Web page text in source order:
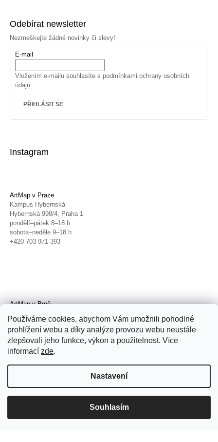
Používáme cookies, abychom Vám umožnili pohodlné
prohlížení webu a díky analýze provozu webu neustále
zlepšovali jeho funkce, výkon a použitelnost. Více
informací zde.
Nastavení
Souhlasím
Odebírat newsletter
Nezmeškejte žádné novinky či slevy!
E-mail
Vložením e-mailu souhlasíte s podmínkami ochrany osobních
údajů
PŘIHLÁSIT SE
Instagram
ArtMap v Praze
Kampus Hybernská
Hybernská 998/4, Praha 1
pondělí–pátek 8–18 h
sobota–neděle 9–18 h
+420 703 971 393
ArtMap v Brně
Radnická 4, Brno
úterý–pátek 11–19 h
sobota 14–19 h
+420 702 152 298